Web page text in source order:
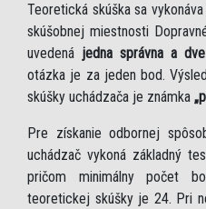
Teoretická skúška sa
skúšobnej miestnosti
uvedená jedna správna a
otázka je za jeden bod.
skúšky uchádzača je známka
Pre získanie odbornej
uchádzač vykoná základný
pričom minimálny počet
teoretickej skúšky je 24. Pri